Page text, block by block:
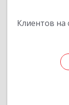
Клиентов